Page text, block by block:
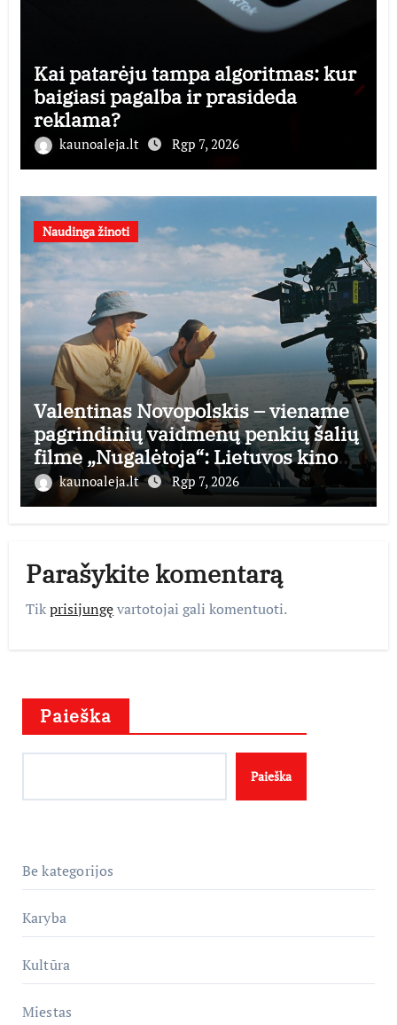
Kai patarėju tampa algoritmas: kur
baigiasi pagalba ir prasideda
reklama?
kaunoaleja.lt Rgp 7, 2026
Naudinga žinoti
Valentinas Novopolskis – viename
pagrindinių vaidmenų penkių šalių
filme „Nugalėtoja“: Lietuvos kino
teatruose – nuo rugpjūčio 7-osios
kaunoaleja.lt Rgp 7, 2026
Parašykite komentarą
Tikprisijungęvartotojai gali komentuoti.
Paieška
Paieška
Be kategorijos
Karyba
Kultūra
Miestas